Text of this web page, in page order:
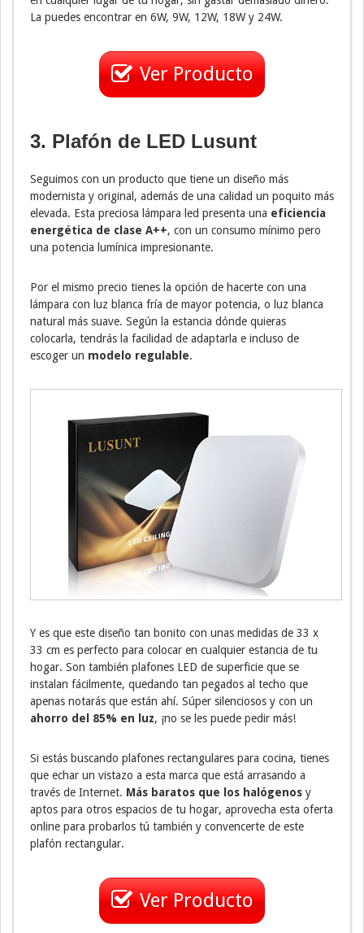
La puedes encontrar en 6W, 9W, 12W, 18W y 24W.
Ver Producto
3. Plafón de LED Lusunt
Seguimos con un producto que tiene un diseño más
modernista y original, además de una calidad un poquito más
elevada. Esta preciosa lámpara led presenta una eficiencia
energética de clase A++, con un consumo mínimo pero
una potencia lumínica impresionante.
Por el mismo precio tienes la opción de hacerte con una
lámpara con luz blanca fría de mayor potencia, o luz blanca
natural más suave. Según la estancia dónde quieras
colocarla, tendrás la facilidad de adaptarla e incluso de
escoger un modelo regulable.
Y es que este diseño tan bonito con unas medidas de 33 x
33 cm es perfecto para colocar en cualquier estancia de tu
hogar. Son también plafones LED de superficie que se
instalan fácilmente, quedando tan pegados al techo que
apenas notarás que están ahí. Súper silenciosos y con un
ahorro del 85% en luz, ¡no se les puede pedir más!
Si estás buscando plafones rectangulares para cocina, tienes
que echar un vistazo a esta marca que está arrasando a
través de Internet. Más baratos que los halógenos y
aptos para otros espacios de tu hogar, aprovecha esta oferta
online para probarlos tú también y convencerte de este
plafón rectangular.
Ver Producto